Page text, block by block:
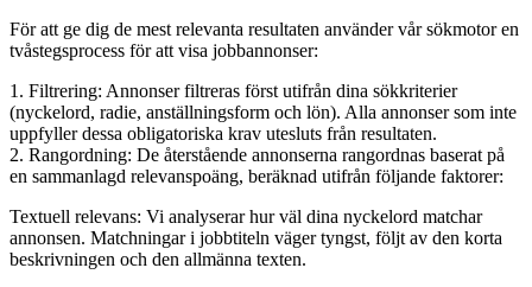
För att ge dig de mest relevanta resultaten använder vår sökmotor en
tvåstegsprocess för att visa jobbannonser:
1. Filtrering: Annonser filtreras först utifrån dina sökkriterier
(nyckelord, radie, anställningsform och lön). Alla annonser som inte
uppfyller dessa obligatoriska krav utesluts från resultaten.
2. Rangordning: De återstående annonserna rangordnas baserat på
en sammanlagd relevanspoäng, beräknad utifrån följande faktorer:
Textuell relevans: Vi analyserar hur väl dina nyckelord matchar
annonsen. Matchningar i jobbtiteln väger tyngst, följt av den korta
beskrivningen och den allmänna texten.